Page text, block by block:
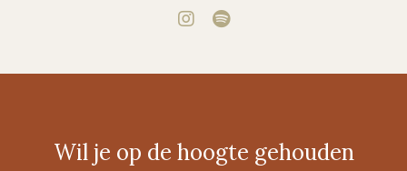
Wil je op de hoogte gehouden